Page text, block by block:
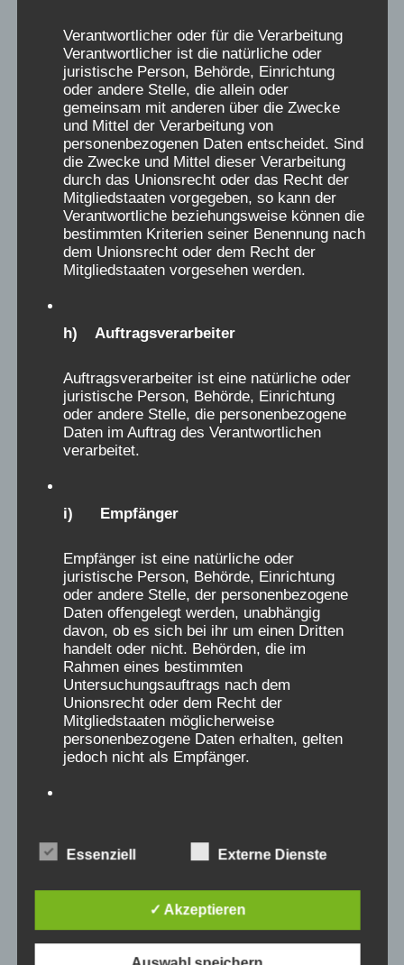
mein Leben sehr positives, wegweisendes
Erlebnis in Erinnerung.
Dann hörte ich von dem Leid der
Verschickungskinder und musste schlucken,
weil mir klar wurde, wieviel Glück ich gehabt
hatte. Und beim genaueren Hinsehen merkte
ich, dass es doch Dinge gegeben hat, die
einem zu denken geben.
Die Post wurde gelesen und wir mussten 1
Mal die Woche an die Eltern Positives über
den Aufenthalt schreiben. Päckchen durften
ganz oben in dem Trakt, wo auch die
Ordensschwestern wohnten, und uns wurde
jedes Mal ganz furchtbar panisch eingebläut,
ja kein Geräusch zu machen, wenn wir durch
Begegnung mit der Oberschwester. Nachdem
ich mich den Betreuerinnen über meine
Familiensituation anvertraut hatte, sollte ich
der Oberschwester das auch erzählen. Ich
stand also vor ihr und habe noch nie ein so
kaltes, abweisendes Gesicht gesehen. Sie
unterbrach meine Erzählung andauernd, war
absolut herablassend, faselte was von "das
stimmt doch nicht", "übertrieben" und "typisch
Pubertät" , so dass ich weinend
großer Not von Missbrauch zu erzählen und
einem wird nicht geglaubt ist allein ein
Trauma für sich.
Ohne die Betreuerinnen hätte ich das nicht
Verantwortlicher oder für die Verarbeitung
Verantwortlicher ist die natürliche oder
juristische Person, Behörde, Einrichtung
oder andere Stelle, die allein oder
gemeinsam mit anderen über die Zwecke
und Mittel der Verarbeitung von
personenbezogenen Daten entscheidet. Sind
die Zwecke und Mittel dieser Verarbeitung
durch das Unionsrecht oder das Recht der
Mitgliedstaaten vorgegeben, so kann der
Verantwortliche beziehungsweise können die
bestimmten Kriterien seiner Benennung nach
dem Unionsrecht oder dem Recht der
Mitgliedstaaten vorgesehen werden.
h) Auftragsverarbeiter
Auftragsverarbeiter ist eine natürliche oder
juristische Person, Behörde, Einrichtung
oder andere Stelle, die personenbezogene
Daten im Auftrag des Verantwortlichen
verarbeitet.
i) Empfänger
Empfänger ist eine natürliche oder
juristische Person, Behörde, Einrichtung
oder andere Stelle, der personenbezogene
Daten offengelegt werden, unabhängig
davon, ob es sich bei ihr um einen Dritten
handelt oder nicht. Behörden, die im
Rahmen eines bestimmten
Untersuchungsauftrags nach dem
Unionsrecht oder dem Recht der
Mitgliedstaaten möglicherweise
personenbezogene Daten erhalten, gelten
jedoch nicht als Empfänger.
Dritter ist eine natürliche oder juristische
Stelle außer der betroffenen Person, dem
Verantwortlichen, dem Auftragsverarbeiter
unmittelbaren Verantwortung des
Essenziell Externe Dienste
✓ Akzeptieren